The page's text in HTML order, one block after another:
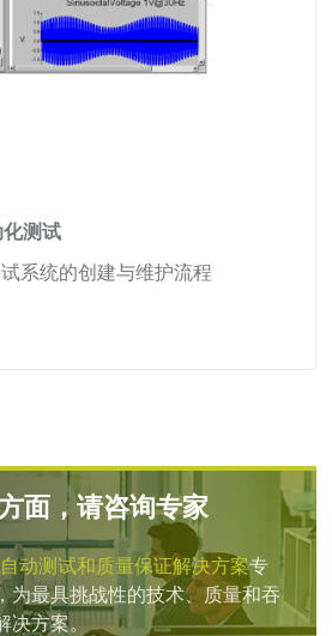
测试
系统的创建与维护流程
面，请咨询专家
自动测试和质量保证解决方案专
为最具挑战性的技术、质量和吞
决方案。